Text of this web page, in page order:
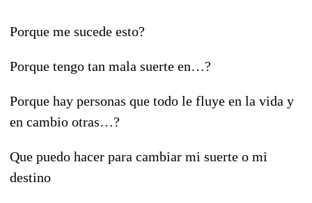
Porque me sucede esto?
Porque tengo tan mala suerte en…?
Porque hay personas que todo le fluye en la vida y
en cambio otras…?
Que puedo hacer para cambiar mi suerte o mi
destino